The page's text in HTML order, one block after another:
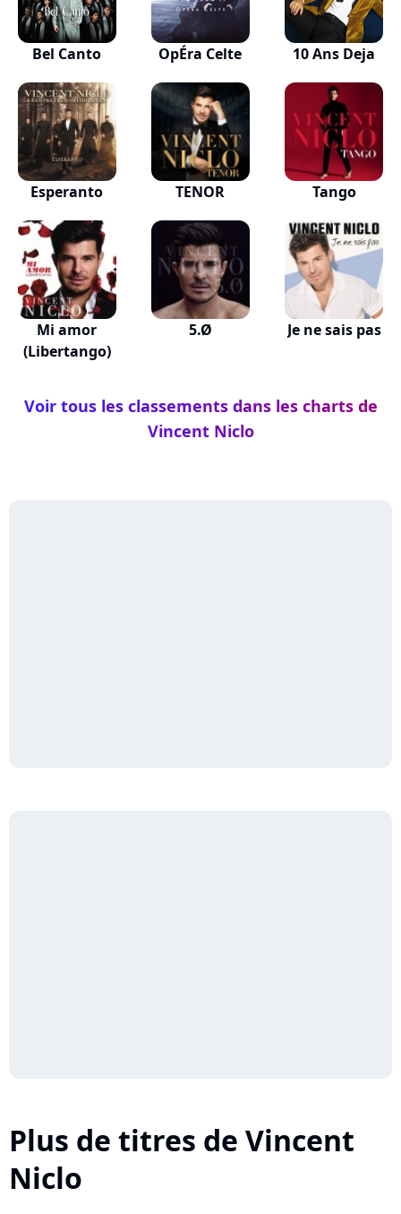
Bel Canto OpÉra Celte 10 Ans Deja
Esperanto TENOR Tango
Mi amor
(Libertango)
5.Ø Je ne sais pas
Voir tous les classements dans les charts de
Vincent Niclo
Plus de titres de Vincent
Niclo